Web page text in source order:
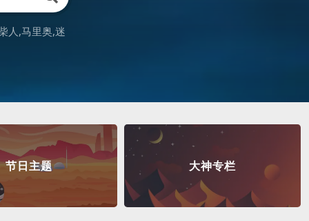
人 马里奥 迷
节日主题 大神专栏